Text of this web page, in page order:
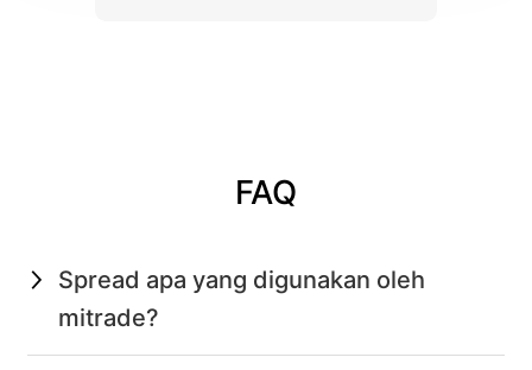
FAQ
Spread apa yang digunakan oleh
mitrade?